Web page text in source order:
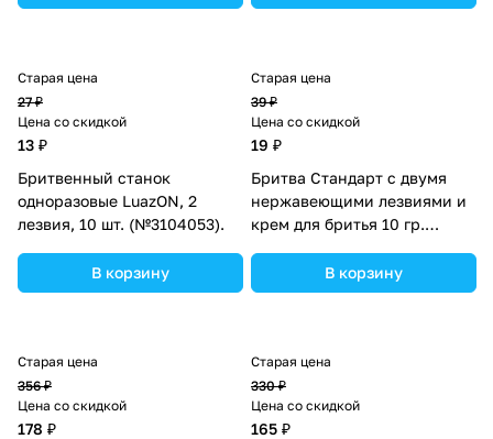
Старая цена
27 ₽
Цена со скидкой
13 ₽
Бритвенный станок
одноразовые LuazON, 2
лезвия, 10 шт. (№3104053).
В корзину
Старая цена
39 ₽
Цена со скидкой
19 ₽
Бритва Стандарт с двумя
нержавеющими лезвиями и
крем для бритья 10 гр.
В корзину
Старая цена
356 ₽
Цена со скидкой
178 ₽
Старая цена
330 ₽
Цена со скидкой
165 ₽